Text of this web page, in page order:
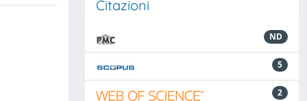
Citazioni
ND
5
2